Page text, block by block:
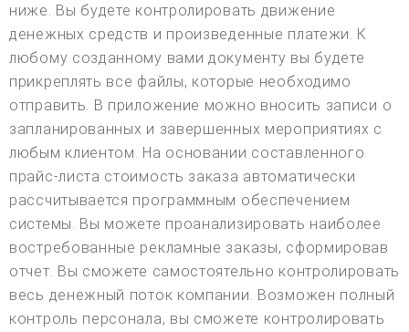
ниже. Вы будете контролировать движение
денежных средств и произведенные платежи. К
любому созданному вами документу вы будете
прикреплять все файлы, которые необходимо
отправить. В приложение можно вносить записи о
запланированных и завершенных мероприятиях с
любым клиентом. На основании составленного
прайс-листа стоимость заказа автоматически
рассчитывается программным обеспечением
системы. Вы можете проанализировать наиболее
востребованные рекламные заказы, сформировав
отчет. Вы сможете самостоятельно контролировать
весь денежный поток компании. Возможен полный
контроль персонала, вы сможете контролировать